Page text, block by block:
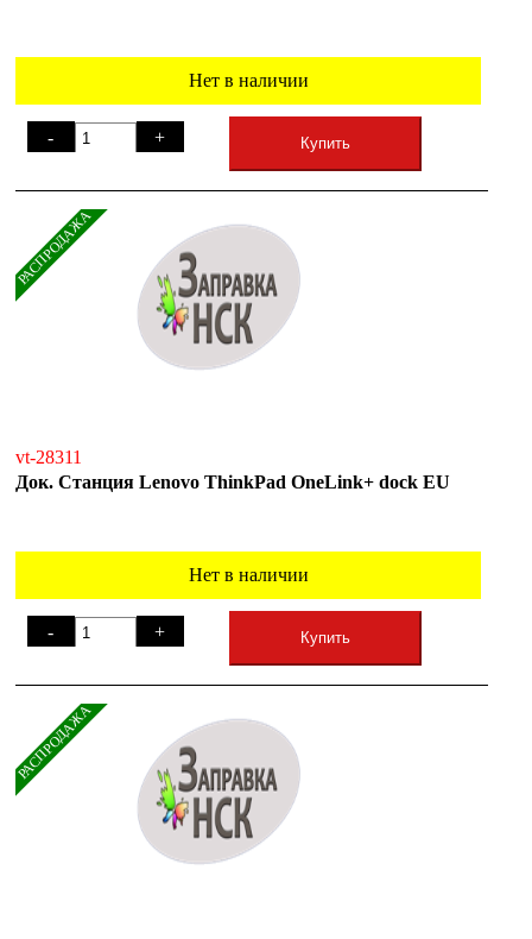
Нет в наличии
- + Купить
РАСПРОДАЖА
vt-28311
Док. Станция Lenovo ThinkPad OneLink+ dock EU
Нет в наличии
- + Купить
РАСПРОДАЖА